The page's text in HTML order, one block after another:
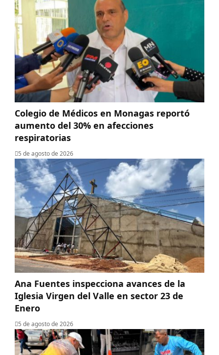
Colegio de Médicos en Monagas reportó
aumento del 30% en afecciones
respiratorias
5 de agosto de 2026
Ana Fuentes inspecciona avances de la
Iglesia Virgen del Valle en sector 23 de
Enero
5 de agosto de 2026